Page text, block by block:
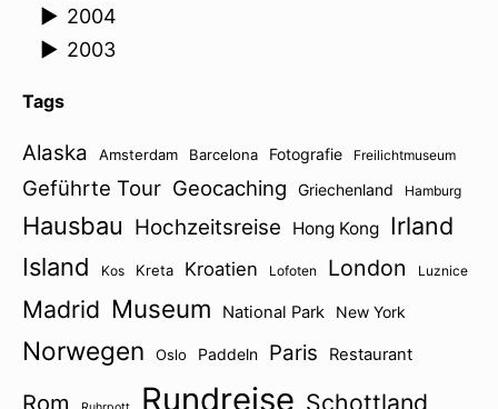
► 2004
► 2003
Tags
Alaska Amsterdam Barcelona Fotografie Freilichtmuseum
Geführte Tour Geocaching Griechenland Hamburg
Hausbau Hochzeitsreise Hong Kong Irland
Island
Kos Kreta Kroatien Lofoten London Luznice
Madrid Museum National Park New York
Norwegen Oslo Paddeln Paris Restaurant
Rom Rundreise Schottland